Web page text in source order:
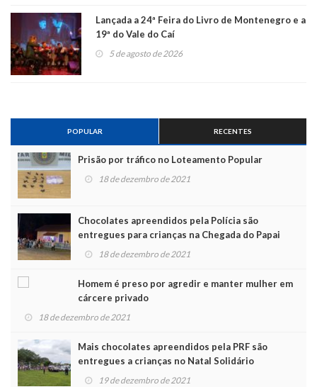
Lançada a 24ª Feira do Livro de Montenegro e a
19ª do Vale do Caí
5 de agosto de 2026
POPULAR RECENTES
Prisão por tráfico no Loteamento Popular
18 de dezembro de 2021
Chocolates apreendidos pela Polícia são
entregues para crianças na Chegada do Papai
Noel 18 de dezembro de 2021
Homem é preso por agredir e manter mulher em
cárcere privado
18 de dezembro de 2021
Mais chocolates apreendidos pela PRF são
entregues a crianças no Natal Solidário
19 de dezembro de 2021